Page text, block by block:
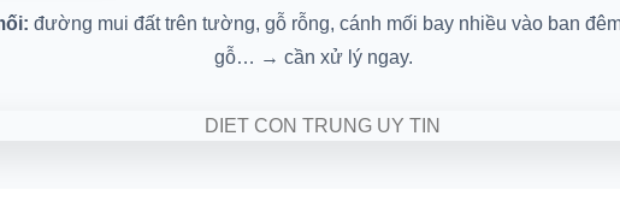
đường mui đất trên tường, gỗ rỗng, cánh mối bay nhiều vào ban
gỗ… → cần xử lý ngay.